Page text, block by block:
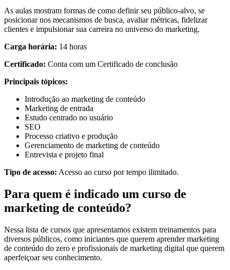
As aulas mostram formas de como definir seu público-alvo, se
posicionar nos mecanismos de busca, avaliar métricas, fidelizar
clientes e impulsionar sua carreira no universo do marketing.
Carga horária: 14 horas
Certificado: Conta com um Certificado de conclusão
Principais tópicos:
Introdução ao marketing de conteúdo
Marketing de entrada
Estudo centrado no usuário
SEO
Processo criativo e produção
Gerenciamento de marketing de conteúdo
Entrevista e projeto final
Tipo de acesso: Acesso ao curso por tempo ilimitado.
Para quem é indicado um curso de
marketing de conteúdo?
Nessa lista de cursos que apresentamos existem treinamentos para
diversos públicos, como iniciantes que querem aprender marketing
de conteúdo do zero e profissionais de marketing digital que querem
aperfeiçoar seu conhecimento.